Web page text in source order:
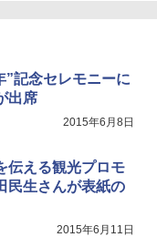
球の歩き方A ヨーロッ
ョン 山善] 傘みたいに
とテント キューブワ
ング フルクローズ メ
ポップアップテント P
けスプレー 熊スプレー
力クマ対策スプレー 30
ロック搭載 携帯収納袋
対策 自治体・教育機
ャンプ・アウトドア・
緊急時用 日本国内発
”記念セレモニーに
出席
2015年6月8日
伝える観光プロモ
民生さんが表紙の
2015年6月11日